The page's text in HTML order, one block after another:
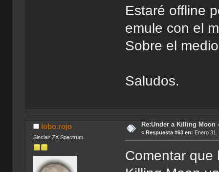
Estaré offline
emule con el
Sobre el
Saludos.
lobo.rojo
Sinclair ZX Spectrum
Re:Under a Killing Moon
« Respuesta #63 en: Enero
Comentar que